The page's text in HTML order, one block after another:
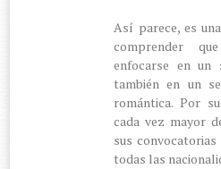
Así parece, es
comprender
enfocarse en un
también en un
romántica. Por
cada vez mayor
sus
todas las